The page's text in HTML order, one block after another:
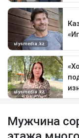
Мужчина